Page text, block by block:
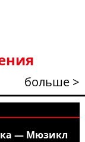
больше >
— Мюзикл